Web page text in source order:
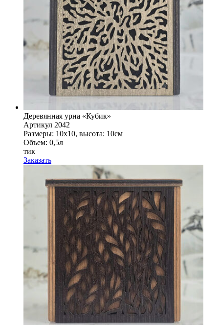
Деревянная урна «Кубик»
Артикул 2042
Размеры: 10x10, высота: 10см
Объем: 0,5л
тик
Заказать